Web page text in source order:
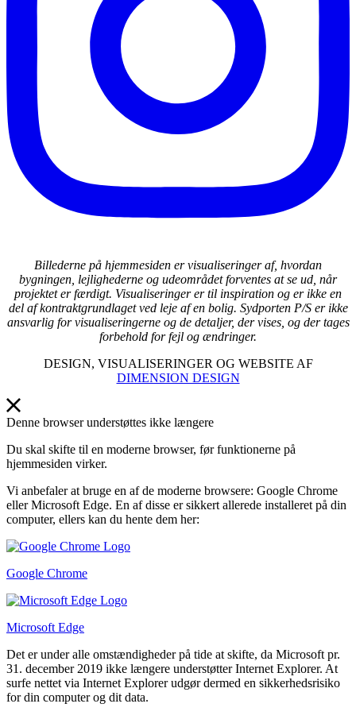
Billederne på hjemmesiden er visualiseringer af, hvordan
bygningen, lejlighederne og udeområdet forventes at se ud, når
projektet er færdigt. Visualiseringer er til inspiration og er ikke en
del af kontraktgrundlaget ved leje af en bolig. Sydporten P/S er ikke
ansvarlig for visualiseringerne og de detaljer, der vises, og der tages
forbehold for fejl og ændringer.
DESIGN, VISUALISERINGER OG WEBSITE AF
DIMENSION DESIGN
Denne browser understøttes ikke længere
Du skal skifte til en moderne browser, før funktionerne på
hjemmesiden virker.
Vi anbefaler at bruge en af de moderne browsere: Google Chrome
eller Microsoft Edge. En af disse er sikkert allerede installeret på din
computer, ellers kan du hente dem her:
Google Chrome
Microsoft Edge
Det er under alle omstændigheder på tide at skifte, da Microsoft pr.
31. december 2019 ikke længere understøtter Internet Explorer. At
surfe nettet via Internet Explorer udgør dermed en sikkerhedsrisiko
for din computer og dit data.